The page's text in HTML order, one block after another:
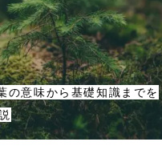
の意味から基礎知識までを